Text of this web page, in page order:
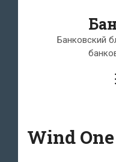
содержимому
Банковский
Wind One